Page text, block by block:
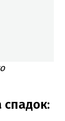
спадок: